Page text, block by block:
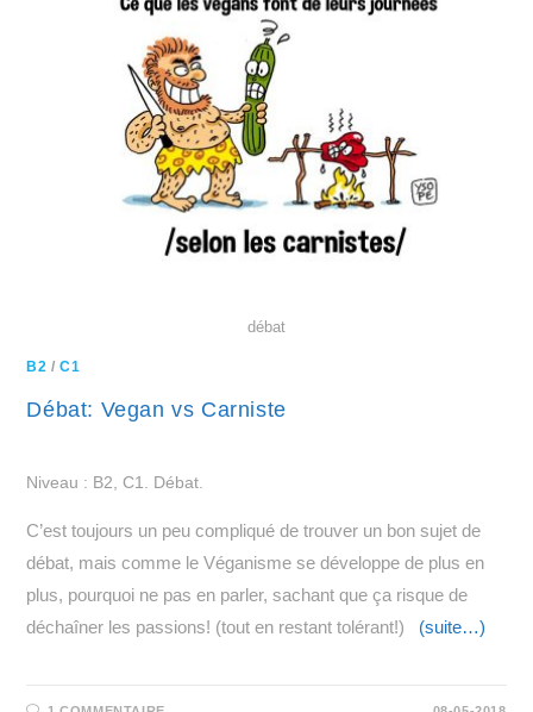
débat
B2 /C1
Débat: Vegan vs Carniste
Niveau : B2, C1. Débat.
C’est toujours un peu compliqué de trouver un bon sujet de
débat, mais comme le Véganisme se développe de plus en
plus, pourquoi ne pas en parler, sachant que ça risque de
déchaîner les passions! (tout en restant tolérant!) (suite…)